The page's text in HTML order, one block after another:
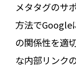
メタタグのサ
方法でGoogle
の関係性を適
な内部リンク